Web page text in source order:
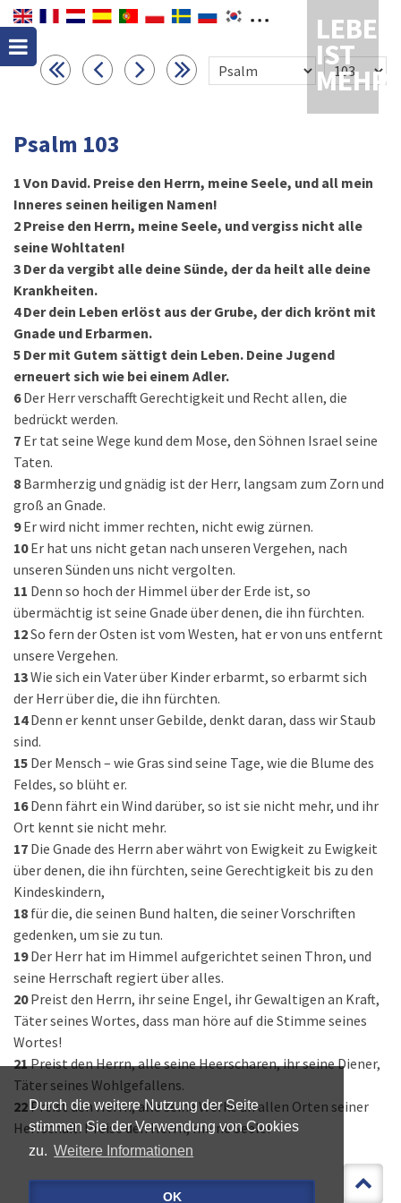
Durch die weitere Nutzung der Seite
stimmen Sie der Verwendung von Cookies
zu. Weitere Informationen
OK
LEBEN
IST
MEHR
Psalm 103
1 Von David. Preise den Herrn, meine Seele, und all mein
Inneres seinen heiligen Namen!
2 Preise den Herrn, meine Seele, und vergiss nicht alle
seine Wohltaten!
3 Der da vergibt alle deine Sünde, der da heilt alle deine
Krankheiten.
4 Der dein Leben erlöst aus der Grube, der dich krönt mit
Gnade und Erbarmen.
5 Der mit Gutem sättigt dein Leben. Deine Jugend
erneuert sich wie bei einem Adler.
6 Der Herr verschafft Gerechtigkeit und Recht allen, die
bedrückt werden.
7 Er tat seine Wege kund dem Mose, den Söhnen Israel seine
Taten.
8 Barmherzig und gnädig ist der Herr, langsam zum Zorn und
groß an Gnade.
9 Er wird nicht immer rechten, nicht ewig zürnen.
10 Er hat uns nicht getan nach unseren Vergehen, nach
unseren Sünden uns nicht vergolten.
11 Denn so hoch der Himmel über der Erde ist, so
übermächtig ist seine Gnade über denen, die ihn fürchten.
12So fern der Osten ist vom Westen, hat er von uns entfernt
unsere Vergehen.
13Wie sich ein Vater über Kinder erbarmt, so erbarmt sich
der Herr über die, die ihn fürchten.
14 Denn er kennt unser Gebilde, denkt daran, dass wir Staub
sind.
15 Der Mensch – wie Gras sind seine Tage, wie die Blume des
Feldes, so blüht er.
16 Denn fährt ein Wind darüber, so ist sie nicht mehr, und ihr
Ort kennt sie nicht mehr.
17 Die Gnade des Herrn aber währt von Ewigkeit zu Ewigkeit
über denen, die ihn fürchten, seine Gerechtigkeit bis zu den
Kindeskindern,
18 für die, die seinen Bund halten, die seiner Vorschriften
gedenken, um sie zu tun.
19 Der Herr hat im Himmel aufgerichtet seinen Thron, und
seine Herrschaft regiert über alles.
20 Preist den Herrn, ihr seine Engel, ihr Gewaltigen an Kraft,
Täter seines Wortes, dass man höre auf die Stimme seines
Wortes!
21Preist den Herrn, alle seine Heerscharen, ihr seine Diener,
Täter seines Wohlgefallens.
22Preist den Herrn, alle seine Werke an allen Orten seiner
Herrschaft! Preise den Herrn, meine Seele!